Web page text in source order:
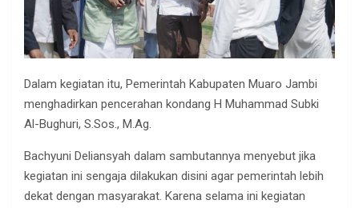
Dalam kegiatan itu, Pemerintah Kabupaten Muaro Jambi
menghadirkan pencerahan kondang H Muhammad Subki
Al-Bughuri, S.Sos., M.Ag.
Bachyuni Deliansyah dalam sambutannya menyebut jika
kegiatan ini sengaja dilakukan disini agar pemerintah lebih
dekat dengan masyarakat. Karena selama ini kegiatan